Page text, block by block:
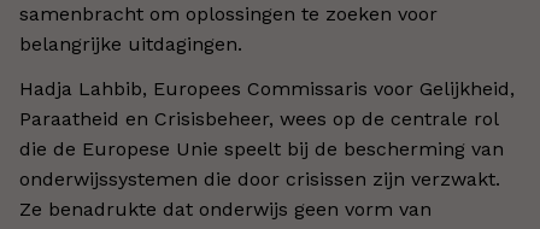
samenbracht om oplossingen te zoeken voor
belangrijke uitdagingen.
Hadja Lahbib, Europees Commissaris voor Gelijkheid,
Paraatheid en Crisisbeheer, wees op de centrale rol
die de Europese Unie speelt bij de bescherming van
onderwijssystemen die door crisissen zijn verzwakt.
Ze benadrukte dat onderwijs geen vorm van